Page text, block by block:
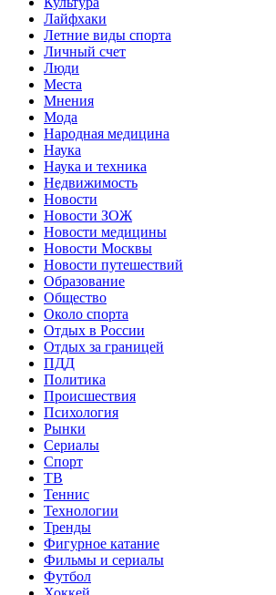
Лайфхаки
Летние виды спорта
Личный счет
Люди
Места
Мнения
Мода
Народная медицина
Наука
Наука и техника
Недвижимость
Новости
Новости ЗОЖ
Новости медицины
Новости Москвы
Новости путешествий
Образование
Общество
Около спорта
Отдых в России
Отдых за границей
ПДД
Политика
Происшествия
Психология
Рынки
Сериалы
Спорт
ТВ
Теннис
Технологии
Тренды
Фигурное катание
Фильмы и сериалы
Футбол